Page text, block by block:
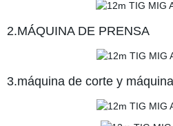
2.MÁQUINA DE PRENSA
3.máquina de corte y